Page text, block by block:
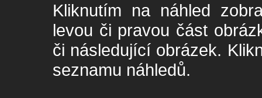
Kliknutím na náhled
levou či pravou část
či následující obrázek.
seznamu náhledů.